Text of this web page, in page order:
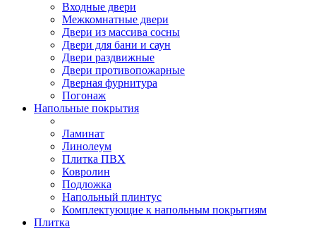
Входные двери
Межкомнатные двери
Двери из массива сосны
Двери для бани и саун
Двери раздвижные
Двери противопожарные
Дверная фурнитура
Погонаж
Напольные покрытия
Ламинат
Линолеум
Плитка ПВХ
Ковролин
Подложка
Напольный плинтус
Комплектующие к напольным покрытиям
Плитка